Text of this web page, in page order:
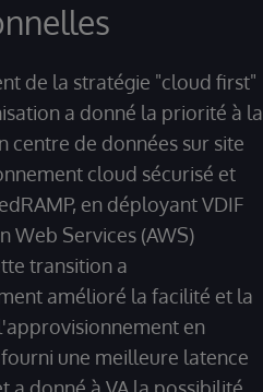
de la stratégie "cloud first"
a donné la priorité à la
centre de données sur site
cloud sécurisé et
en déployant VDIF
Web Services (AWS)
transition a
amélioré la facilité et la
en
une meilleure latence